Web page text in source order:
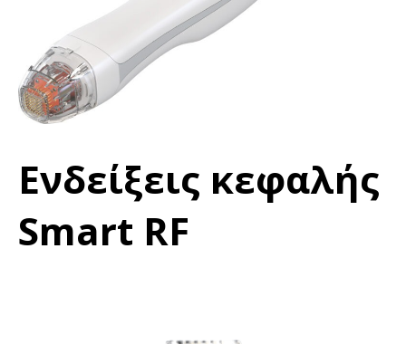
Ενδείξεις κεφαλής
Smart RF